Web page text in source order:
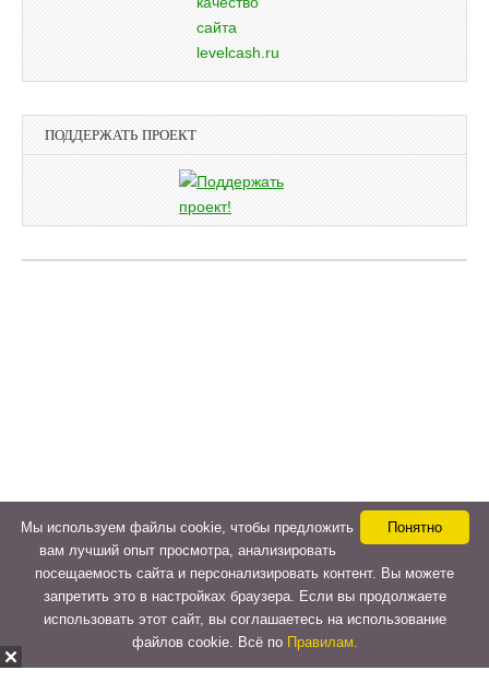
ПОДДЕРЖАТЬ ПРОЕКТ
Понятно
Мы используем файлы cookie, чтобы предложить
вам лучший опыт просмотра, анализировать
посещаемость сайта и персонализировать контент. Вы можете
запретить это в настройках браузера. Если вы продолжаете
использовать этот сайт, вы соглашаетесь на использование
файлов cookie. Всё по Правилам.